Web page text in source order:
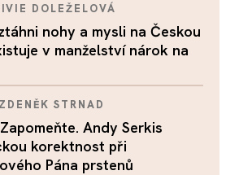
DOLEŽELOVÁ
nohy a mysli na Českou
v manželství nárok na
ZDENĚK STRNAD
Andy Serkis
korektnost při
Pána prstenů